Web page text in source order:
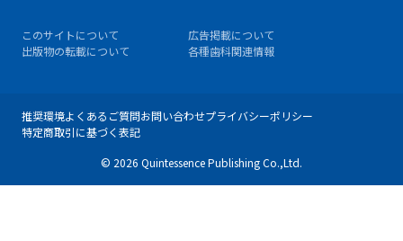
このサイトについて
広告掲載について
出版物の転載について
各種歯科関連情報
推奨環境よくあるご質問お問い合わせプライバシーポリシー
特定商取引に基づく表記
© 2026 Quintessence Publishing Co.,Ltd.